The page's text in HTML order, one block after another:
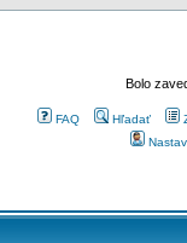
Bolo
FAQ Hľadať